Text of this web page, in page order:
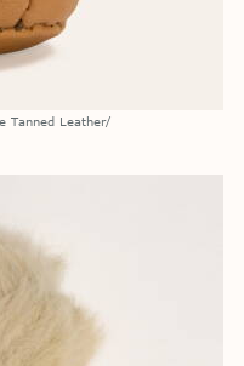
Tanned Leather/